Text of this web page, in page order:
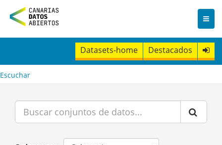
n
t
Datasets-home Destacados
Escuchar